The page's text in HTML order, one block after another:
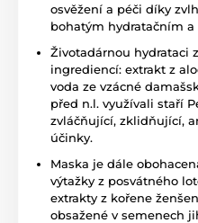
osvěžení a péči díky
bohatým hydratačním
Životadárnou hydrataci
ingrediencí: extrakt z
voda ze vzácné
před n.l. využívali staří
zvláčňující, zklidňující,
účinky.
Maska je dále
výtažky z posvátného
extrakty z kořene
obsažené v semenech